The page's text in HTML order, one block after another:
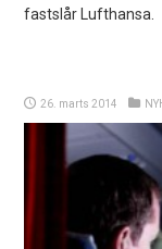
fastslår Lufthansa.
26. marts 2014